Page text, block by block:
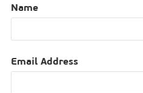
Name
Email Address